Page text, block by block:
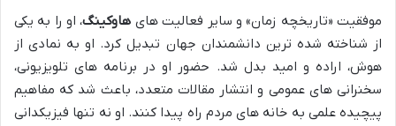
موفقیت «تاریخچه زمان» و سایر فعالیت های هاوکینگ، او را به یکی
از شناخته شده ترین دانشمندان جهان تبدیل کرد. او به نمادی از
هوش، اراده و امید بدل شد. حضور او در برنامه های تلویزیونی،
سخنرانی های عمومی و انتشار مقالات متعدد، باعث شد که مفاهیم
پیچیده علمی به خانه های مردم راه پیدا کنند. او نه تنها فیزیکدانی